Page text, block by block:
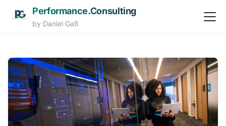
Performance.Consulting
by Daniel Gaß